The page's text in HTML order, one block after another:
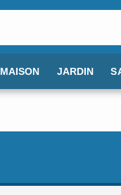
MAISON JARDIN